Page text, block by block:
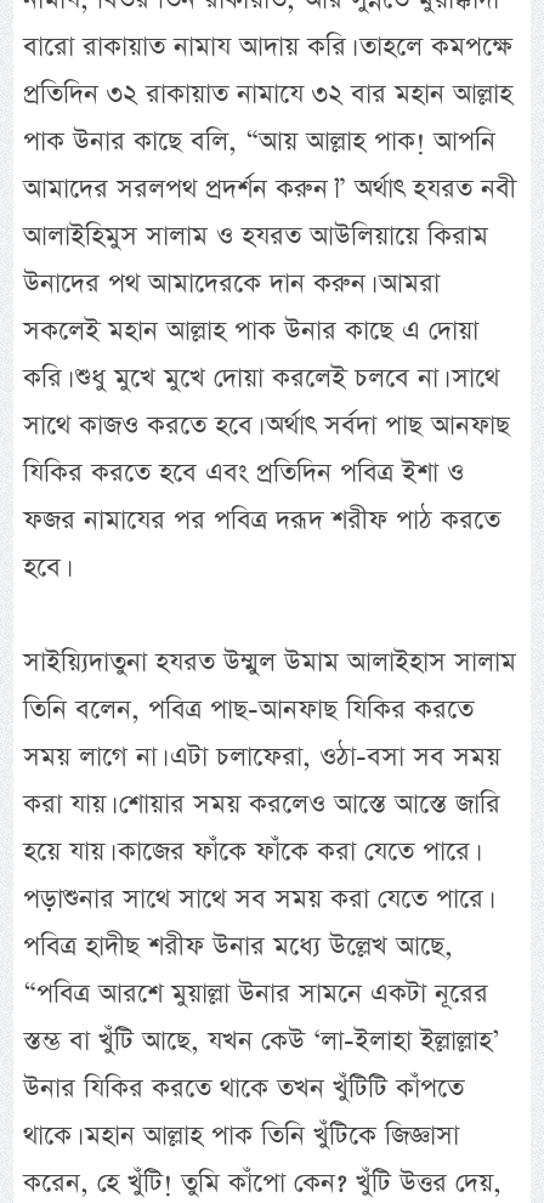
বারো রাকায়াত নামায আদায় করি। তাহলে কমপক্ষে
প্রতিদিন ৩২ রাকায়াত নামাযে ৩২ বার মহান আল্লাহ
পাক উনার কাছে বলি, “আয় আল্লাহ পাক! আপনি
আমাদের সরলপথ প্রদর্শন করুন।” অর্থাৎ হযরত নবী
আলাইহিমুস সালাম ও হযরত আউলিয়ায়ে কিরাম
উনাদের পথ আমাদেরকে দান করুন। আমরা
সকলেই মহান আল্লাহ পাক উনার কাছে এ দোয়া
করি। শুধু মুখে মুখে দোয়া করলেই চলবে না। সাথে
সাথে কাজও করতে হবে। অর্থাৎ সর্বদা পাছ আনফাছ
যিকির করতে হবে এবং প্রতিদিন পবিত্র ইশা ও
ফজর নামাযের পর পবিত্র দরূদ শরীফ পাঠ করতে
হবে।
সাইয়্যিদাতুনা হযরত উম্মুল উমাম আলাইহাস সালাম
তিনি বলেন, পবিত্র পাছ-আনফাছ যিকির করতে
সময় লাগে না। এটা চলাফেরা, ওঠা-বসা সব সময়
করা যায়। শোয়ার সময় করলেও আস্তে আস্তে জারি
হয়ে যায়। কাজের ফাঁকে ফাঁকে করা যেতে পারে।
পড়াশুনার সাথে সাথে সব সময় করা যেতে পারে।
পবিত্র হাদীছ শরীফ উনার মধ্যে উল্লেখ আছে,
“পবিত্র আরশে মুয়াল্লা উনার সামনে একটা নূরের
স্তম্ভ বা খুঁটি আছে, যখন কেউ ‘লা-ইলাহা ইল্লাল্লাহ’
উনার যিকির করতে থাকে তখন খুঁটিটি কাঁপতে
থাকে। মহান আল্লাহ পাক তিনি খুঁটিকে জিজ্ঞাসা
করেন, হে খুঁটি! তুমি কাঁপো কেন? খুঁটি উত্তর দেয়,